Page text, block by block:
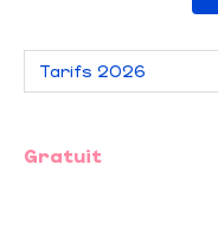
Gratuit